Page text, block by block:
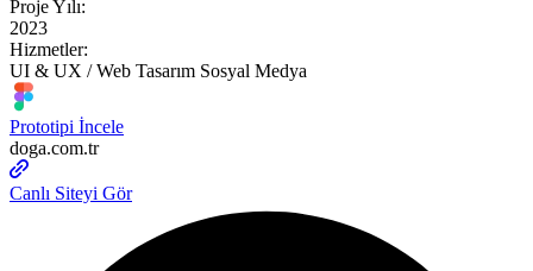
Proje Yılı:
2023
Hizmetler:
UI & UX / Web Tasarım Sosyal Medya
Prototipi İncele
doga.com.tr
Canlı Siteyi Gör